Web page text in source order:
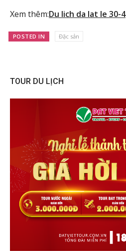
Xem thêm:Du lich da lat le 30-4
POSTED IN Đặc sản
TOUR DU LỊCH